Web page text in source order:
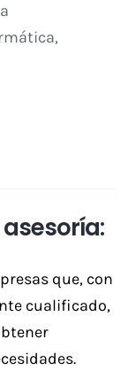
que, con
cualificado,